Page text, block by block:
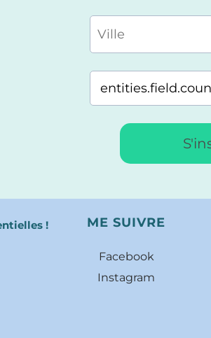
! ME SUIVRE
Facebook
Instagram